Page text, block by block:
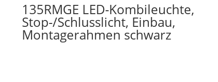
135RMGE LED-Kombileuchte,
Stop-/Schlusslicht, Einbau,
Montagerahmen schwarz